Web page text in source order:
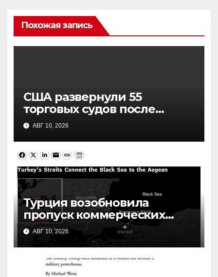
Похожая запись
США развернули 55
торговых судов после
возобновления блокады
Ирана: что это значит
АВГ 10, 2026
Турция возобновила
пропуск коммерческих
судов в Черное море: что
это значит для судоходства
АВГ 10, 2026